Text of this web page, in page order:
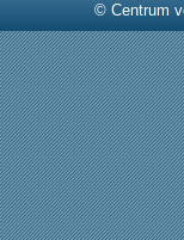
© Centrum